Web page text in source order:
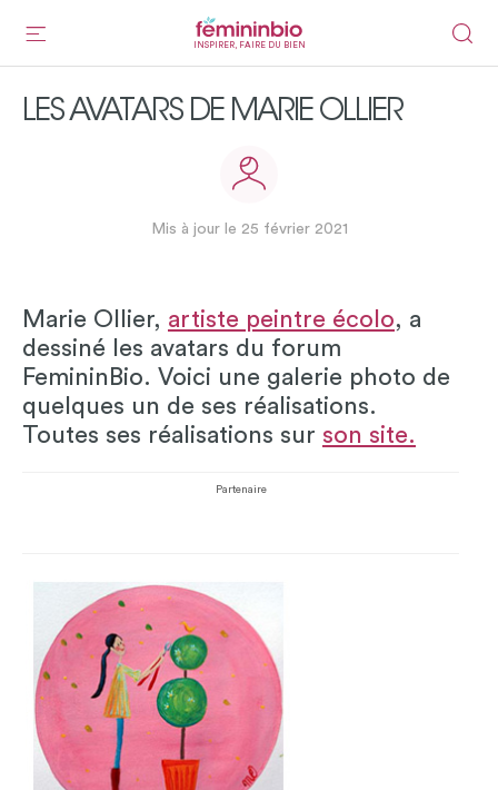
INSPIRER, FAIRE DU BIEN
LES AVATARS DE MARIE OLLIER
Mis à jour le 25 février 2021
Marie Ollier, artiste peintre écolo, a
dessiné les avatars du forum
FemininBio. Voici une galerie photo de
quelques un de ses réalisations.
Toutes ses réalisations sur son site.
Partenaire